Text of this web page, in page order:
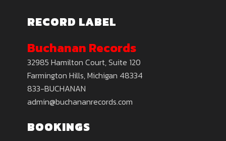
RECORD LABEL
Buchanan Records
32985 Hamilton Court, Suite 120
Farmington Hills, Michigan 48334
833-BUCHANAN
admin@buchananrecords.com
BOOKINGS